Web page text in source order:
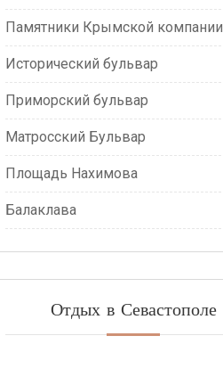
Памятники Крымской компании
Исторический бульвар
Приморский бульвар
Матросский Бульвар
Площадь Нахимова
Балаклава
Отдых в Севастополе